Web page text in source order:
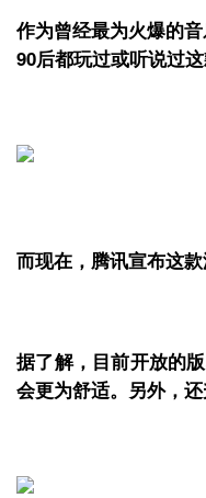
作为曾经最为火爆的
90后都玩过或听说过这
而现在，腾讯宣布这
据了解，目前开放的
会更为舒适。另外，